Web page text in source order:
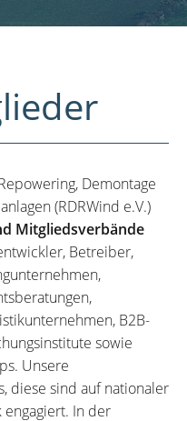
Demontage
(RDRWind e.V.)
Mitgliedsverbände
Betreiber,
B2B-
sowie
Unsere
diese sind auf nationaler
In der